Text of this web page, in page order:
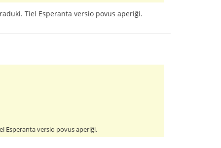
Tiel Esperanta versio povus aperiĝi.
Esperanta versio povus aperiĝi.